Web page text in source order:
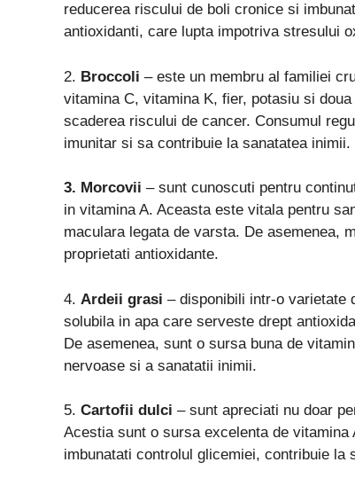
reducerea riscului de boli cronice si
antioxidanti, care lupta impotriva stresului
2. Broccoli – este un membru al familiei
vitamina C, vitamina K, fier, potasiu si
scaderea riscului de cancer. Consumul
imunitar si sa contribuie la sanatatea inimii.
3. Morcovii – sunt cunoscuti pentru
in vitamina A. Aceasta este vitala pentru
maculara legata de varsta. De asemenea,
proprietati antioxidante.
4. Ardeii grasi – disponibili intr-o varietate
solubila in apa care serveste drept
De asemenea, sunt o sursa buna de
nervoase si a sanatatii inimii.
5. Cartofii d ulci – sunt apreciati nu doar
Acestia sunt o sursa excelenta de
imbunatati controlul glicemiei, contribuie